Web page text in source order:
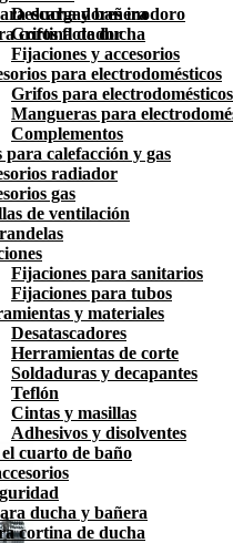
Descargadores inodoro
Grifos flotador
Fijaciones y accesorios
para electrodomésticos
Grifos para electrodomésticos
Mangueras para
Complementos
para calefacción y gas
radiador
gas
de ventilación
Fijaciones para sanitarios
Fijaciones para tubos
y materiales
Desatascadores
Herramientas de corte
Soldaduras y decapantes
Teflón
Cintas y masillas
Adhesivos y disolventes
cuarto de baño
ducha y bañera
cortina de ducha
ducha y bañera
cortina de ducha